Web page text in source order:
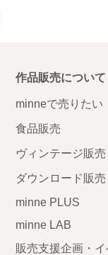
作品販売について
minneで売りたい
食品販売
ヴィンテージ販売
ダウンロード販売
minne PLUS
minne LAB
販売支援企画・イ